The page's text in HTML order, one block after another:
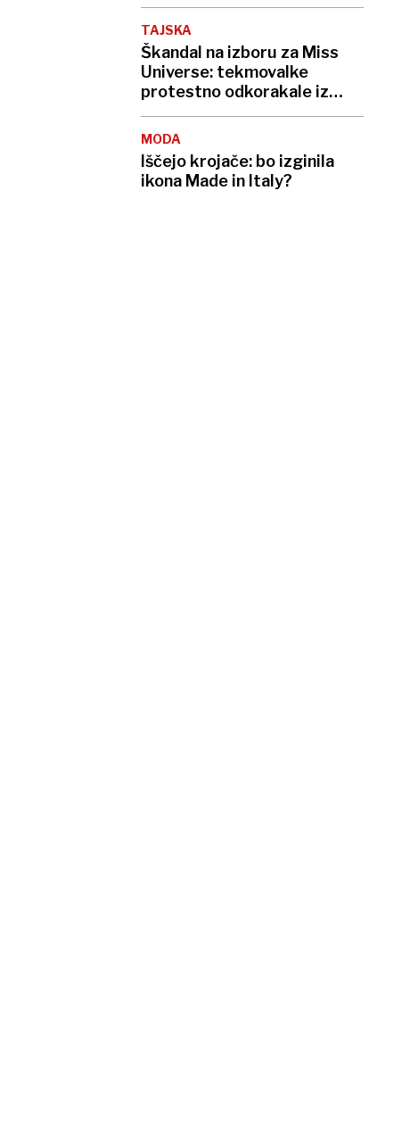
TAJSKA
Škandal na izboru za Miss
Universe: tekmovalke
protestno odkorakale iz
dvorane
MODA
Iščejo krojače: bo izginila
ikona Made in Italy?